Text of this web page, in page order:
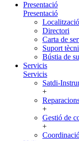
Presentació
Presentació
Localització
Directori
Carta de
Suport
Bústia de
Servicis
Servicis
Satdi-
+
+
Gestió de
+